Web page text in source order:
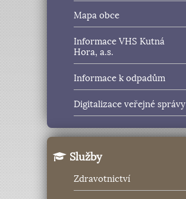
Mapa obce
Informace VHS Kutná
Hora, a.s.
Informace k odpadům
Digitalizace veřejné správy
Služby
Zdravotnictví